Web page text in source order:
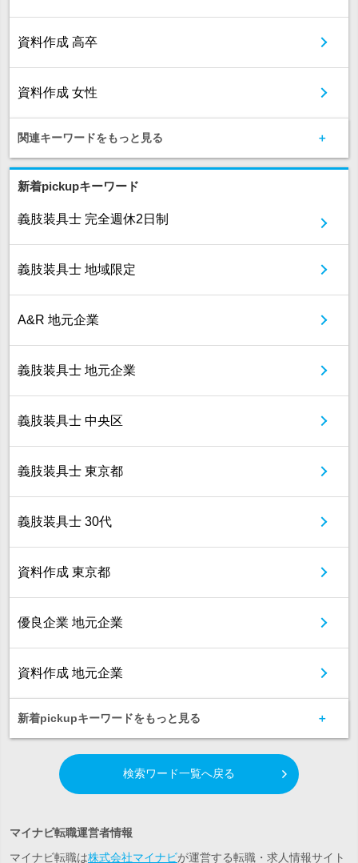
資料作成 高卒
資料作成 女性
関連キーワードをもっと見る
新着pickupキーワード
義肢装具士 完全週休2日制
義肢装具士 地域限定
A&R 地元企業
義肢装具士 地元企業
義肢装具士 中央区
義肢装具士 東京都
義肢装具士 30代
資料作成 東京都
優良企業 地元企業
資料作成 地元企業
新着pickupキーワードをもっと見る
検索ワード一覧へ戻る
マイナビ転職運営者情報
マイナビ転職は株式会社マイナビが運営する転職・求人情報サイト